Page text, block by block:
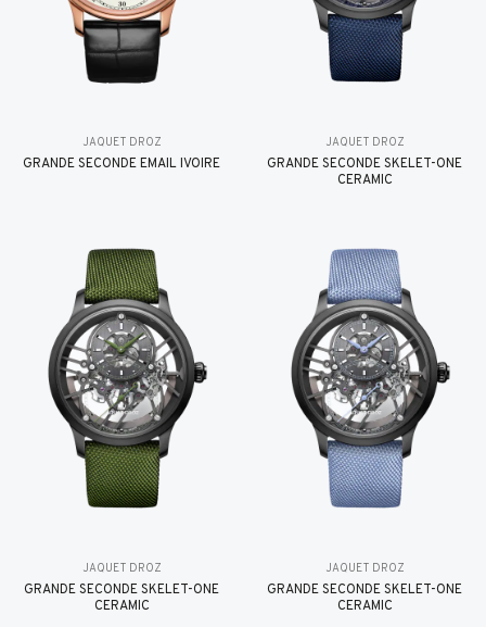
JAQUET DROZ
GRANDE SECONDE EMAIL IVOIRE
JAQUET DROZ
GRANDE SECONDE SKELET-ONE
CERAMIC
JAQUET DROZ
GRANDE SECONDE SKELET-ONE
CERAMIC
JAQUET DROZ
GRANDE SECONDE SKELET-ONE
CERAMIC